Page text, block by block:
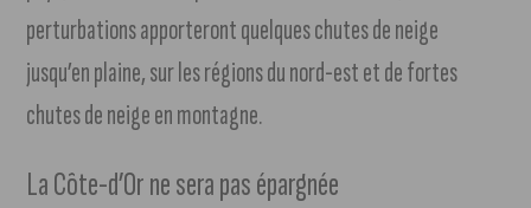
perturbations apporteront quelques chutes de neige
jusqu’en plaine, sur les régions du nord-est et de fortes
chutes de neige en montagne.
La Côte-d’Or ne sera pas épargnée